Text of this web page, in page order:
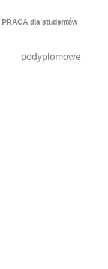
PRACA dla studentów
podyplomowe